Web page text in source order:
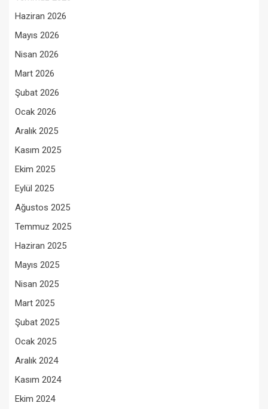
Haziran 2026
Mayıs 2026
Nisan 2026
Mart 2026
Şubat 2026
Ocak 2026
Aralık 2025
Kasım 2025
Ekim 2025
Eylül 2025
Ağustos 2025
Temmuz 2025
Haziran 2025
Mayıs 2025
Nisan 2025
Mart 2025
Şubat 2025
Ocak 2025
Aralık 2024
Kasım 2024
Ekim 2024